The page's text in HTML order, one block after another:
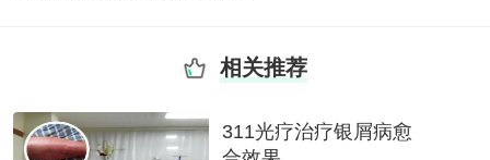
相关推荐
311光疗治疗银屑病愈